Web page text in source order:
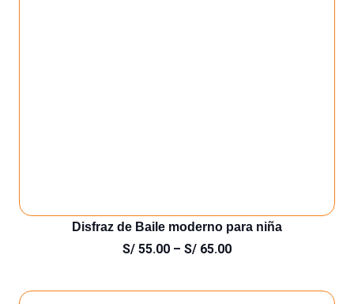
Disfraz de Baile moderno para niña
S/ 55.00 – S/ 65.00